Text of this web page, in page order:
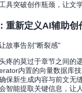
具突破创作瓶颈，让文
重新定义AI辅助创
故事告别"断裂感"
疼的莫过于章节之间的
内置的向量数据库
保新生成内容与前文无
智能提取关键信息，让